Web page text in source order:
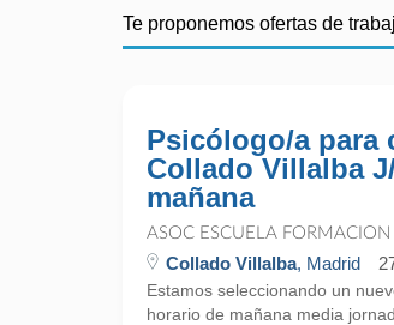
Te proponemos ofertas de
Psicólogo/a para
Collado Villalba
mañana
ASOC ESCUELA FORMACION
Collado Villalba, Madrid
Estamos seleccionando un
horario de mañana media